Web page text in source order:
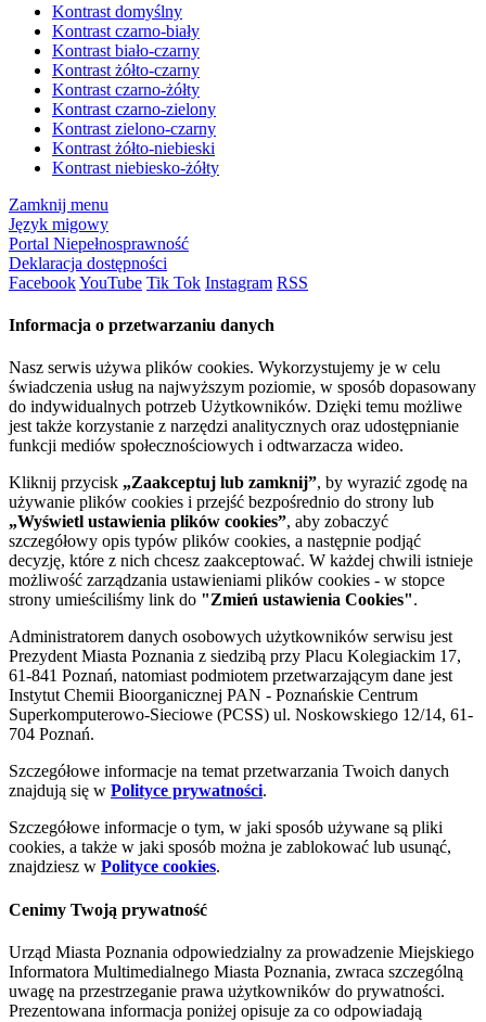
Kontrast domyślny
Kontrast czarno-biały
Kontrast biało-czarny
Kontrast żółto-czarny
Kontrast czarno-żółty
Kontrast czarno-zielony
Kontrast zielono-czarny
Kontrast żółto-niebieski
Kontrast niebiesko-żółty
Zamknij menu
Język migowy
Portal Niepełnosprawność
Deklaracja dostępności
FacebookYouTube Tik Tok Instagram RSS
Informacja o przetwarzaniu danych
Nasz serwis używa plików cookies. Wykorzystujemy je w celu
świadczenia usług na najwyższym poziomie, w sposób dopasowany
do indywidualnych potrzeb Użytkowników. Dzięki temu możliwe
jest także korzystanie z narzędzi analitycznych oraz udostępnianie
funkcji mediów społecznościowych i odtwarzacza wideo.
Kliknij przycisk „Zaakceptuj lub zamknij”, by wyrazić zgodę na
używanie plików cookies i przejść bezpośrednio do strony lub
„Wyświetl ustawienia plików cookies”, aby zobaczyć
szczegółowy opis typów plików cookies, a następnie podjąć
decyzję, które z nich chcesz zaakceptować. W każdej chwili istnieje
możliwość zarządzania ustawieniami plików cookies - w stopce
strony umieściliśmy link do "Zmień ustawienia Cookies".
Administratorem danych osobowych użytkowników serwisu jest
Prezydent Miasta Poznania z siedzibą przy Placu Kolegiackim 17,
61-841 Poznań, natomiast podmiotem przetwarzającym dane jest
Instytut Chemii Bioorganicznej PAN - Poznańskie Centrum
Superkomputerowo-Sieciowe (PCSS) ul. Noskowskiego 12/14, 61-
704 Poznań.
Szczegółowe informacje na temat przetwarzania Twoich danych
znajdują się w Polityce prywatności.
Szczegółowe informacje o tym, w jaki sposób używane są pliki
cookies, a także w jaki sposób można je zablokować lub usunąć,
znajdziesz w Polityce cookies.
Cenimy Twoją prywatność
Urząd Miasta Poznania odpowiedzialny za prowadzenie Miejskiego
Informatora Multimedialnego Miasta Poznania, zwraca szczególną
uwagę na przestrzeganie prawa użytkowników do prywatności.
Prezentowana informacja poniżej opisuje za co odpowiadają